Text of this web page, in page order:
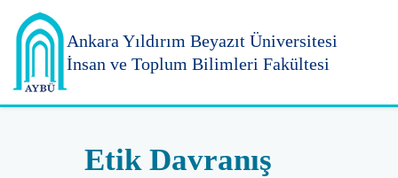
Ankara Yıldırım Beyazıt Üniversitesi
İnsan ve Toplum Bilimleri Fakültesi
Etik Davranış